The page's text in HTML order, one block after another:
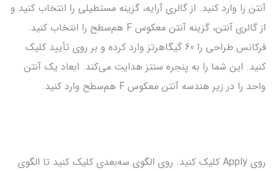
آنتن را وارد کنید. از گالری آرایه، گزینه مستطیلی را انتخاب کنید و
از گالری آنتن، گزینه آنتن معکوس F هم‌سطح را انتخاب کنید.
فرکانس طراحی را 60 گیگاهرتز وارد کرده و بر روی تأیید کلیک
کنید. این شما را به پنجره سنتز هدایت می‌کند. ابعاد یک آنتن
واحد را در زیر هندسه آنتن معکوس F هم‌سطح وارد کنید.
روی Apply کلیک کنید. روی الگوی سه‌بعدی کلیک کنید تا الگوی